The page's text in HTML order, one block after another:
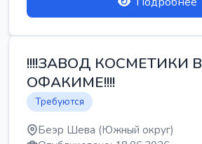
!!!!ЗАВОД КОСМЕТИКИ В
ОФАКИМЕ!!!!
Требуются
Беэр Шева (Южный округ)